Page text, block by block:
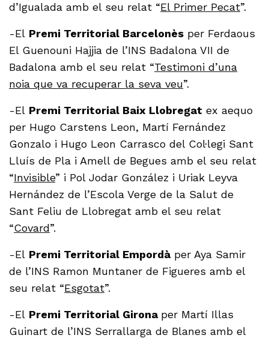
d’Igualada amb el seu relat “El Primer Pecat”.
-El Premi Territorial Barcelonès per Ferdaous
El Guenouni Hajjia de l’INS Badalona VII de
Badalona amb el seu relat “Testimoni d’una
noia que va recuperar la seva veu”.
-El Premi Territorial Baix Llobregat ex aequo
per Hugo Carstens Leon, Martí Fernández
Gonzalo i Hugo Leon Carrasco del Col·legi Sant
Lluís de Pla i Amell de Begues amb el seu relat
“Invisible” i Pol Jodar González i Uriak Leyva
Hernández de l’Escola Verge de la Salut de
Sant Feliu de Llobregat amb el seu relat
“Covard”.
-El Premi Territorial Empordà per Aya Samir
de l’INS Ramon Muntaner de Figueres amb el
seu relat “Esgotat”.
-El Premi Territorial Girona per Martí Illas
Guinart de l’INS Serrallarga de Blanes amb el